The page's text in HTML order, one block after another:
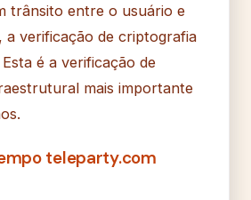
trânsito entre o usuário e
a verificação de criptografia
é a verificação de
mais importante
teleparty.com